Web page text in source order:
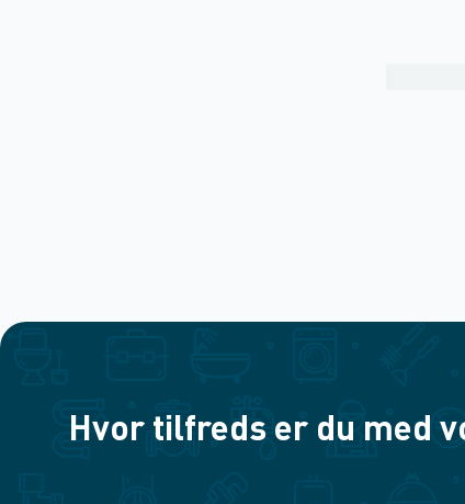
Hvor tilfreds er du med